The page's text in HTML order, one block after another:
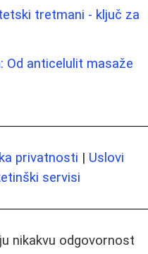
tretmani - ključ za
Od anticelulit masaže
privatnosti | Uslovi
servisi
nikakvu odgovornost